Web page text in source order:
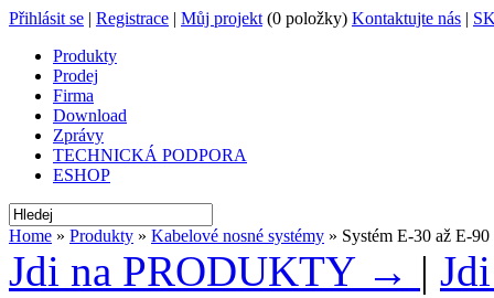
Přihlásit se | Registrace | Můj projekt (0 položky) Kontaktujte nás |
Produkty
Prodej
Firma
Download
Zprávy
TECHNICKÁ PODPORA
ESHOP
Home » Produkty » Kabelové nosné systémy » Systém E-30 až E-90
Jdi na PRODUKTY → |